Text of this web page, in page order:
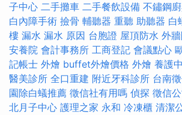
子中心 二手攤車 二手餐飲設備 不鏽鋼
白內障手術 撿骨 輔聽器 重聽 助聽器 白
樓 漏水 漏水 原因 台胞證 屋頂防水 外
安養院 會計事務所 工商登記 會議點心
記帳士 外燴 buffet外燴價格 外燴 養護
醫美診所 全口重建 附近牙科診所 台南
園除白蟻推薦 徵信社有用嗎 偵探 徵信
北月子中心 護理之家 永和 冷凍櫃 清潔